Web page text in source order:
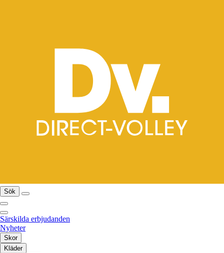
Sök
Särskilda erbjudanden
Nyheter
Skor
Kläder